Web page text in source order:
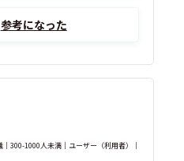
参考になった
300-1000人未満｜ユーザー（利用者）｜